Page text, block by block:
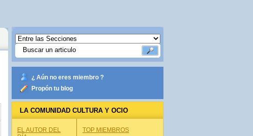
¿ Aún no eres miembro ?
Propón tu blog
LA COMUNIDAD CULTURA Y OCIO
EL AUTOR DEL
TOP MIEMBROS